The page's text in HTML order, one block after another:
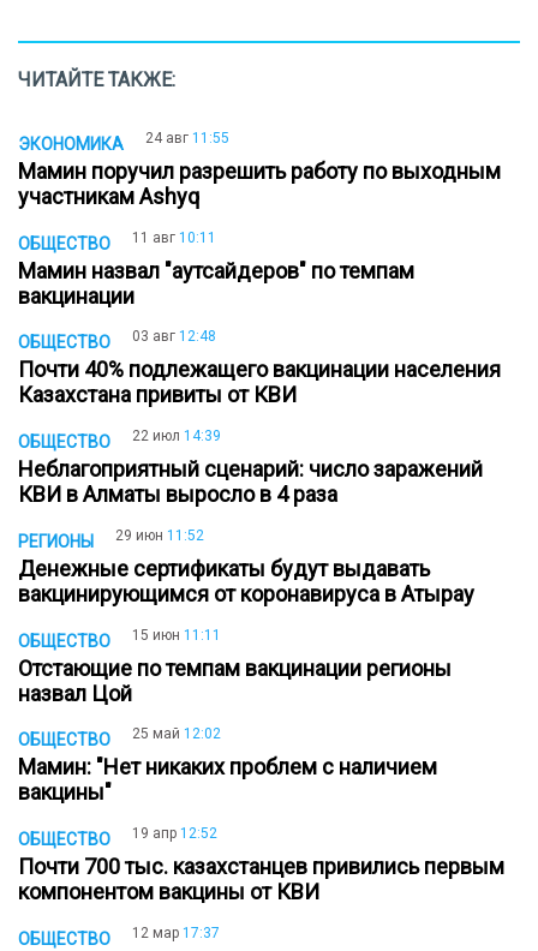
ЧИТАЙТЕ ТАКЖЕ:
ЭКОНОМИКА 24 авг 11:55
Мамин поручил разрешить работу по выходным
участникам Ashyq
ОБЩЕСТВО 11 авг 10:11
Мамин назвал "аутсайдеров" по темпам
вакцинации
ОБЩЕСТВО 03 авг 12:48
Почти 40% подлежащего вакцинации населения
Казахстана привиты от КВИ
ОБЩЕСТВО 22 июл 14:39
Неблагоприятный сценарий: число заражений
КВИ в Алматы выросло в 4 раза
РЕГИОНЫ 29 июн 11:52
Денежные сертификаты будут выдавать
вакцинирующимся от коронавируса в Атырау
ОБЩЕСТВО 15 июн 11:11
Отстающие по темпам вакцинации регионы
назвал Цой
ОБЩЕСТВО 25 май 12:02
Мамин: "Нет никаких проблем с наличием
вакцины"
ОБЩЕСТВО 19 апр 12:52
Почти 700 тыс. казахстанцев привились первым
компонентом вакцины от КВИ
ОБЩЕСТВО 12 мар 17:37